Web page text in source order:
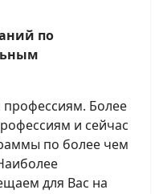
по
Более
и сейчас
по более чем
для Вас на